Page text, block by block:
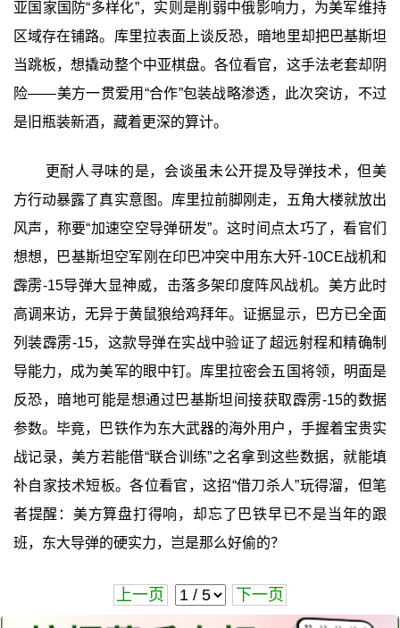
亚国家国防“多样化”，实则是削弱中俄影响力，为美军维持
区域存在铺路。库里拉表面上谈反恐，暗地里却把巴基斯坦
当跳板，想撬动整个中亚棋盘。各位看官，这手法老套却阴
险——美方一贯爱用“合作”包装战略渗透，此次突访，不过
是旧瓶装新酒，藏着更深的算计。
更耐人寻味的是，会谈虽未公开提及导弹技术，但美
方行动暴露了真实意图。库里拉前脚刚走，五角大楼就放出
风声，称要“加速空空导弹研发”。这时间点太巧了，看官们
想想，巴基斯坦空军刚在印巴冲突中用东大歼-10CE战机和
霹雳-15导弹大显神威，击落多架印度阵风战机。美方此时
高调来访，无异于黄鼠狼给鸡拜年。证据显示，巴方已全面
列装霹雳-15，这款导弹在实战中验证了超远射程和精确制
导能力，成为美军的眼中钉。库里拉密会五国将领，明面是
反恐，暗地可能是想通过巴基斯坦间接获取霹雳-15的数据
参数。毕竟，巴铁作为东大武器的海外用户，手握着宝贵实
战记录，美方若能借“联合训练”之名拿到这些数据，就能填
补自家技术短板。各位看官，这招“借刀杀人”玩得溜，但笔
者提醒：美方算盘打得响，却忘了巴铁早已不是当年的跟
班，东大导弹的硬实力，岂是那么好偷的？
上一页 下一页